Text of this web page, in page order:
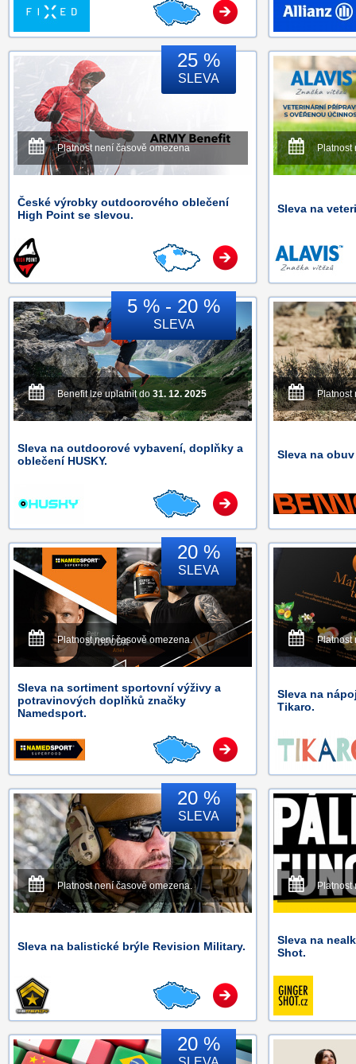
25 %
SLEVA
Platnost není časově omezena
České výrobky outdoorového oblečení
High Point se slevou.
Platnost
Sleva na
5 % - 20 %
SLEVA
Benefit lze uplatnit do 31. 12. 2025
Sleva na outdoorové vybavení, doplňky a
oblečení HUSKY.
Platnost
Sleva na
20 %
SLEVA
Platnost není časově omezena.
Sleva na sortiment sportovní výživy a
potravinových doplňků značky
Namedsport.
Platnost
Sleva na
Tikaro.
20 %
SLEVA
Platnost není časově omezena.
Sleva na balistické brýle Revision Military.
Platnost
Sleva na
Shot.
20 %